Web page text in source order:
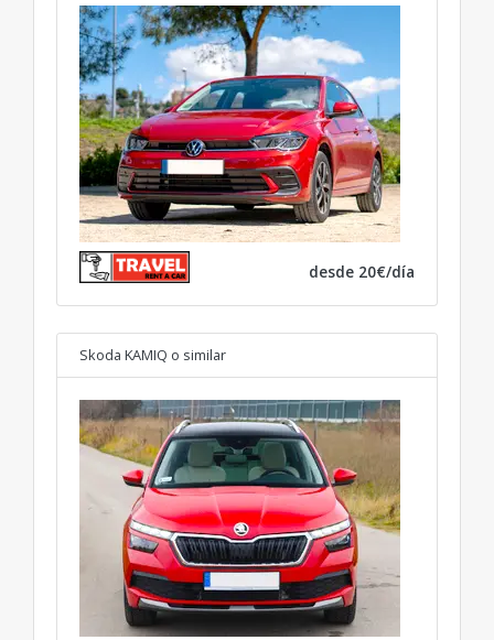
desde 20€/día
Skoda KAMIQ o similar